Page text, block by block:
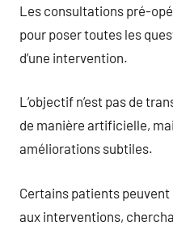
Les consultations pré-
pour poser toutes les
d’une intervention.
L’objectif n’est pas de
de manière artificielle,
améliorations subtiles.
Certains patients
aux interventions,